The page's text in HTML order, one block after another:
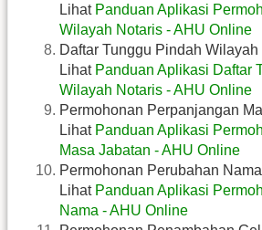
Lihat Panduan Aplikasi
Wilayah Notaris - AHU Online
Daftar Tunggu Pindah
Lihat Panduan Aplikasi Daftar
Wilayah Notaris - AHU Online
Permohonan Perpanjangan
Lihat Panduan Aplikasi
Masa Jabatan - AHU Online
Permohonan Perubahan Nama
Lihat Panduan Aplikasi
Nama - AHU Online